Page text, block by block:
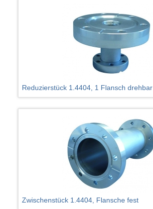
Reduzierstück 1.4404, 1 Flansch drehbar
Zwischenstück 1.4404, Flansche fest